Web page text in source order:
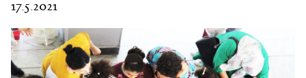
17.5.2021